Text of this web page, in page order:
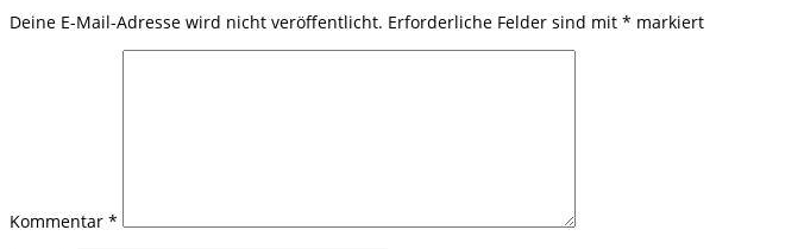
Deine E-Mail-Adresse wird nicht veröffentlicht. Erforderliche Felder sind mit * markiert
Kommentar *